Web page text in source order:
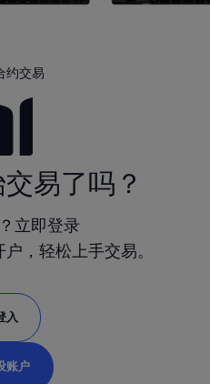
约交易
易了吗？
立即登录
，轻松上手交易。
入
账户